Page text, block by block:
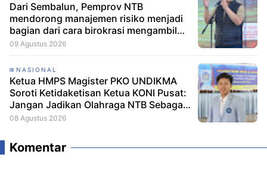
Dari Sembalun, Pemprov NTB
mendorong manajemen risiko menjadi
bagian dari cara birokrasi mengambil
keputusan.
09 Agustus 2026
NASIONAL
Ketua HMPS Magister PKO UNDIKMA
Soroti Ketidaketisan Ketua KONI Pusat:
Jangan Jadikan Olahraga NTB Sebagai
Arena Kepentingan Sesaat
08 Agustus 2026
Komentar